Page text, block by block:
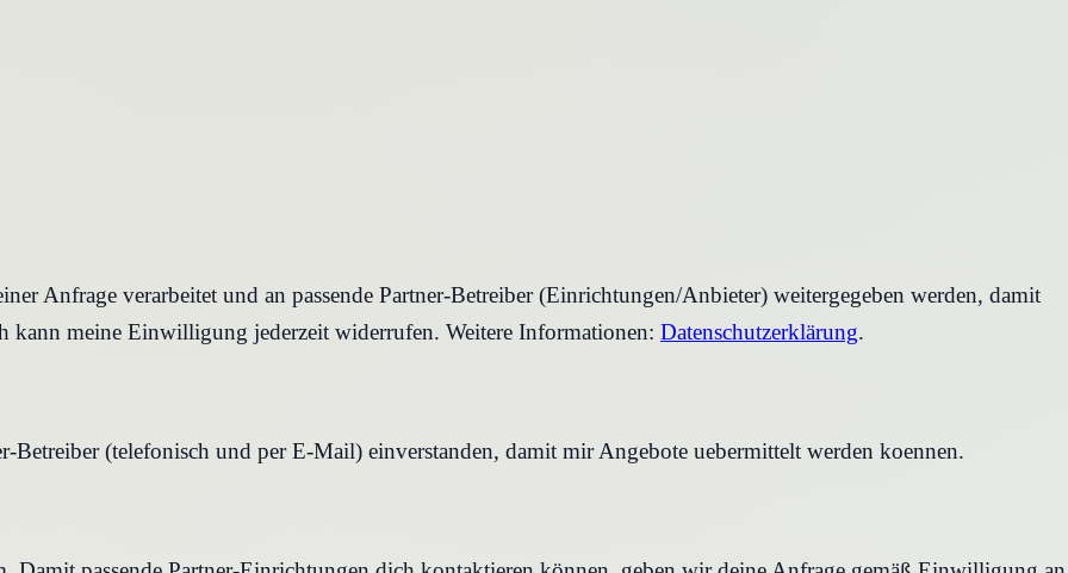
Anfrage verarbeitet und an passende Partner-Betreiber (Einrichtungen/Anbieter) weitergegeben werden, damit
kann meine Einwilligung jederzeit widerrufen. Weitere Informationen: Datenschutzerklärung.
Betreiber (telefonisch und per E-Mail) einverstanden, damit mir Angebote uebermittelt werden koennen.